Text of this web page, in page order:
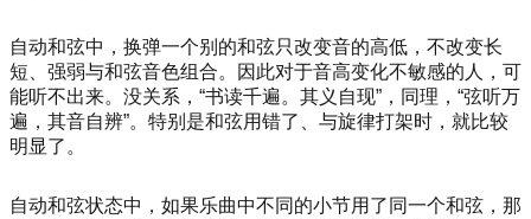
自动和弦中，换弹一个别的和弦只改变音的高低，不改变长
短、强弱与和弦音色组合。因此对于音高变化不敏感的人，可
能听不出来。没关系，“书读千遍。其义自现”，同理，“弦听万
遍，其音自辨”。特别是和弦用错了、与旋律打架时，就比较
明显了。
自动和弦状态中，如果乐曲中不同的小节用了同一个和弦，那